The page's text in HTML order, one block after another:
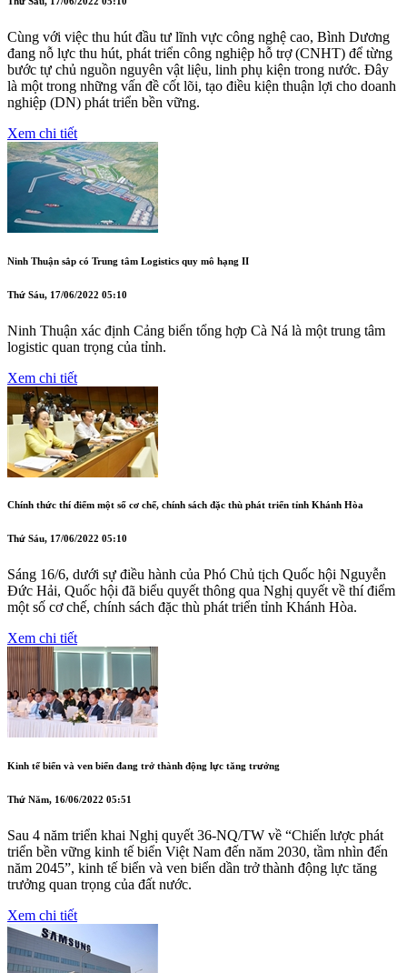
Cùng với việc thu hút đầu tư lĩnh vực công nghệ cao, Bình Dương
đang nỗ lực thu hút, phát triển công nghiệp hỗ trợ (CNHT) để từng
bước tự chủ nguồn nguyên vật liệu, linh phụ kiện trong nước. Đây
là một trong những vấn đề cốt lõi, tạo điều kiện thuận lợi cho doanh
nghiệp (DN) phát triển bền vững.
Xem chi tiết
Ninh Thuận sắp có Trung tâm Logistics quy mô hạng II
Thứ Sáu, 17/06/2022 05:10
Ninh Thuận xác định Cảng biển tổng hợp Cà Ná là một trung tâm
logistic quan trọng của tỉnh.
Xem chi tiết
Chính thức thí điểm một số cơ chế, chính sách đặc thù phát triển tỉnh Khánh Hòa
Thứ Sáu, 17/06/2022 05:10
Sáng 16/6, dưới sự điều hành của Phó Chủ tịch Quốc hội Nguyễn
Đức Hải, Quốc hội đã biểu quyết thông qua Nghị quyết về thí điểm
một số cơ chế, chính sách đặc thù phát triển tỉnh Khánh Hòa.
Xem chi tiết
Kinh tế biển và ven biển đang trở thành động lực tăng trưởng
Thứ Năm, 16/06/2022 05:51
Sau 4 năm triển khai Nghị quyết 36-NQ/TW về “Chiến lược phát
triển bền vững kinh tế biển Việt Nam đến năm 2030, tầm nhìn đến
năm 2045”, kinh tế biển và ven biển dần trở thành động lực tăng
trưởng quan trọng của đất nước.
Xem chi tiết